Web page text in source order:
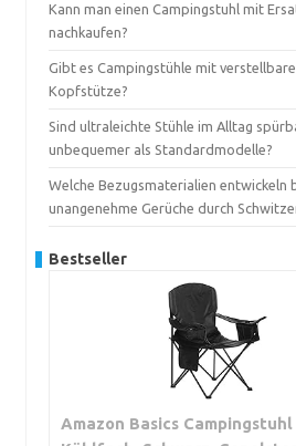
Kann man einen Campingstuhl mit
nachkaufen?
Gibt es Campingstühle mit
Kopfstütze?
Sind ultraleichte Stühle im Alltag
unbequemer als Standardmodelle?
Welche Bezugsmaterialien entwickeln
unangenehme Gerüche durch
Bestseller
Amazon Basics